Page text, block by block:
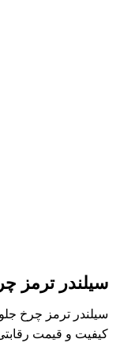
سیلندر ترمز
کیفیت و قیمت